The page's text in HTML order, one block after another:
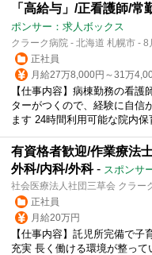
「高給与」/正看護師/
ポンサー：求人ボックス
クラーク病院 - 北海道 札幌市 - 8
正社員
月給27万8,000円～31万
【仕事内容】病棟勤務の看
ターがつくので、経験に自信
ます 24時間利用可能な院内
有資格者歓迎/作業療法
外科/内科/外科- スポンサ
社会医療法人社団三草会 クラー
正社員
月給20万円
【仕事内容】託児所完備で
充実 長く働ける環境が整っ